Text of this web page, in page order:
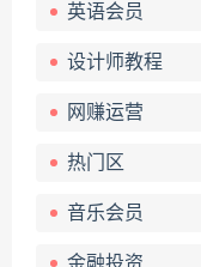
英语会员
设计师教程
网赚运营
热门区
音乐会员
金融投资